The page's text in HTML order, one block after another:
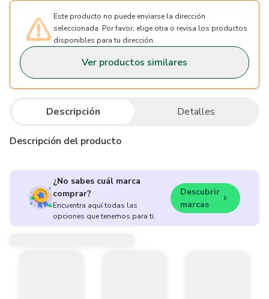
Este producto no puede enviarse la dirección
seleccionada. Por favor, elige otra o revisa los productos
disponibles para tu dirección.
Ver productos similares
Descripción Detalles
Descripción del producto
¿No sabes cuál marca
comprar?
Encuentra aquí todas las
opciones que tenemos para ti.
Descubrir
marcas